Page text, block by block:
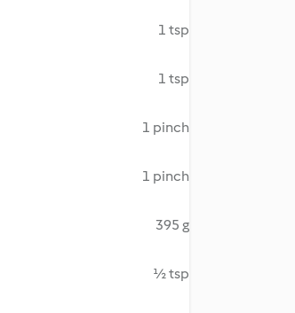
1 tsp
1 tsp
1 pinch
1 pinch
395 g
½ tsp